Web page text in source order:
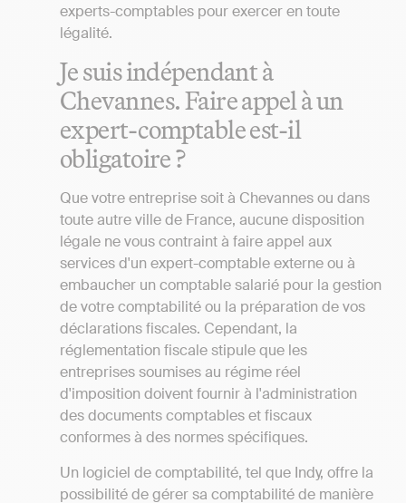
experts-comptables pour exercer en toute
légalité.
Je suis indépendant à
Chevannes. Faire appel à un
expert-comptable est-il
obligatoire ?
Que votre entreprise soit à Chevannes ou dans
toute autre ville de France, aucune disposition
légale ne vous contraint à faire appel aux
services d'un expert-comptable externe ou à
embaucher un comptable salarié pour la gestion
de votre comptabilité ou la préparation de vos
déclarations fiscales. Cependant, la
réglementation fiscale stipule que les
entreprises soumises au régime réel
d'imposition doivent fournir à l'administration
des documents comptables et fiscaux
conformes à des normes spécifiques.
Un logiciel de comptabilité, tel que Indy, offre la
possibilité de gérer sa comptabilité de manière